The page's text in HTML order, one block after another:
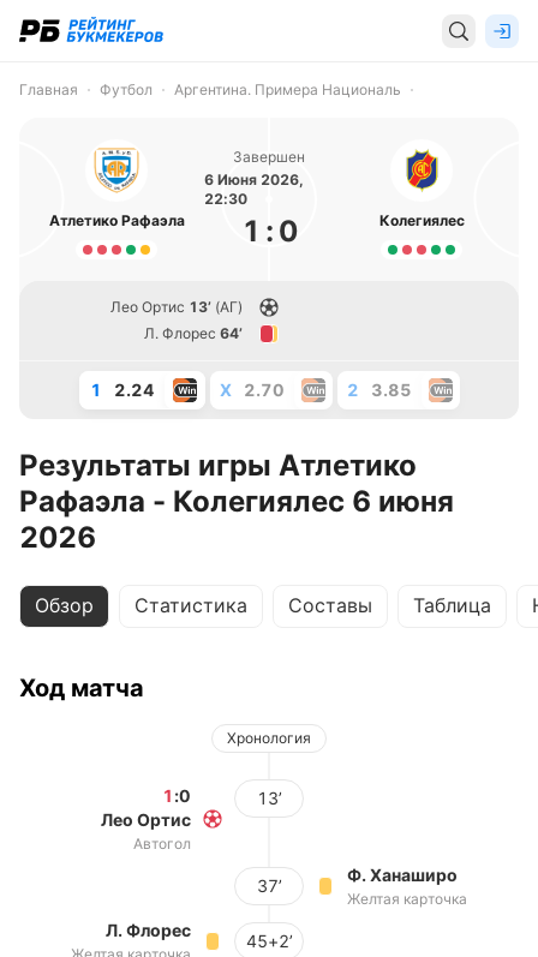
Главная Футбол Аргентина. Примера Националь
Атлетико Рафаэла
Завершен
6 Июня 2026,
22:30
1 : 0 Колегиялес
Лео Ортис 13’ (АГ)
Л. Флорес 64’
1 2.24 X 2.70 2 3.85
Результаты игры Атлетико
Рафаэла - Колегиялес 6 июня
2026
Обзор Статистика Составы Таблица
Ход матча
Хронология
1 :0
Лео Ортис
Автогол
13’
37’
Ф. Ханаширо
Желтая карточка
Л. Флорес
45+2’